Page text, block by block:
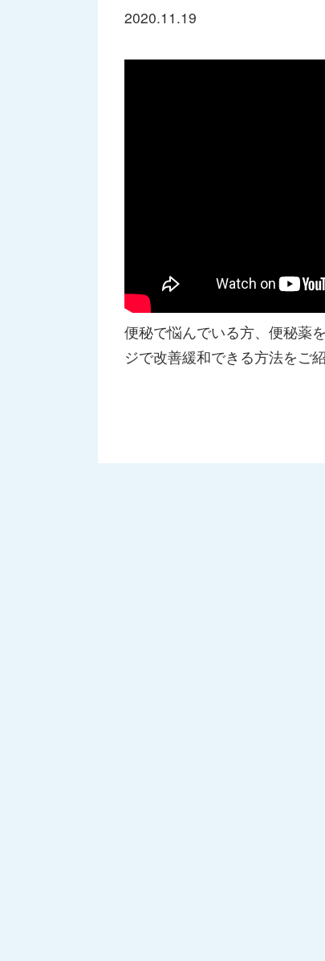
2020.11.19
便秘で悩んでいる方、便秘薬
ジで改善緩和できる方法をご紹